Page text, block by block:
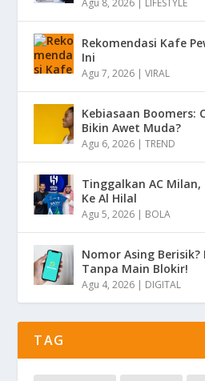
Rekomendasi Kafe
Ini
Agu 7, 2026 |VIRAL
Kebiasaan Boomers:
Bikin Awet Muda?
Agu 6, 2026 |TREND
Tinggalkan AC
Ke Al Hilal
Agu 5, 2026 | BOLA
Nomor Asing Berisik?
Tanpa Main Blokir!
Agu 4, 2026 | DIGITAL
TAG